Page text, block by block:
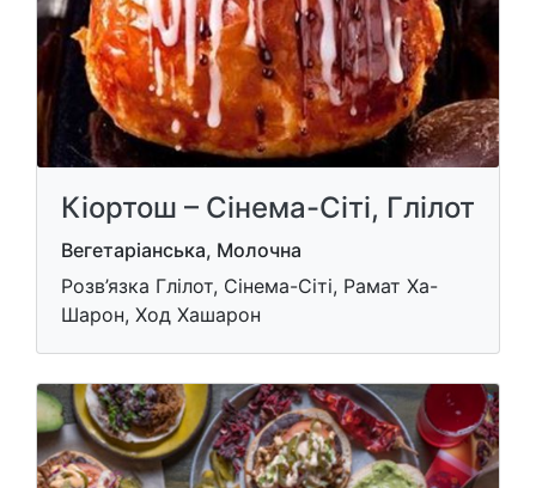
Кіортош – Сінема-Сіті, Глілот
Вегетаріанська, Молочна
Розв’язка Глілот, Сінема-Сіті, Рамат Ха-
Шарон, Ход Хашарон